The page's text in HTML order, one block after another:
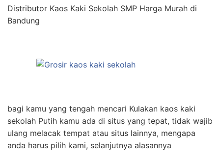
Distributor Kaos Kaki Sekolah SMP Harga Murah di
Bandung
bagi kamu yang tengah mencari Kulakan kaos kaki
sekolah Putih kamu ada di situs yang tepat, tidak wajib
ulang melacak tempat atau situs lainnya, mengapa
anda harus pilih kami, selanjutnya alasannya